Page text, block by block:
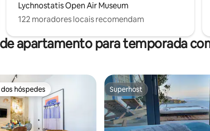
Lychnostatis Open Air Museum
122 moradores locais recomendam
apartamento para temporada
preferidos dos hóspedes
hóspedes Superhost
Superhost